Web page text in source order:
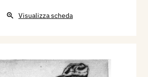
Visualizza scheda